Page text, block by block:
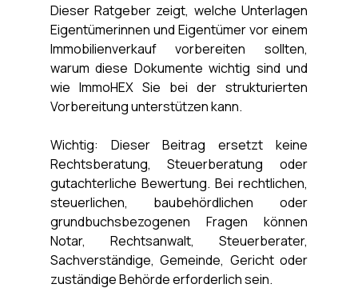
Dieser Ratgeber zeigt, welche Unterlagen
Eigentümerinnen und Eigentümer vor einem
Immobilienverkauf vorbereiten sollten,
warum diese Dokumente wichtig sind und
wie ImmoHEX Sie bei der strukturierten
Vorbereitung unterstützen kann.
Wichtig: Dieser Beitrag ersetzt keine
Rechtsberatung, Steuerberatung oder
gutachterliche Bewertung. Bei rechtlichen,
steuerlichen, baubehördlichen oder
grundbuchsbezogenen Fragen können
Notar, Rechtsanwalt, Steuerberater,
Sachverständige, Gemeinde, Gericht oder
zuständige Behörde erforderlich sein.